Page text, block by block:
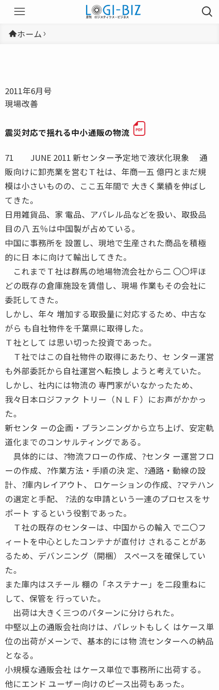
ホーム
2011年6月号
現場改善
震災対応で揺れる中小通販の物流
71 JUNE 2011 新センター予定地で液状化現象 通
販向けに卸売業を営むＴ社は、年商一五 億円とまだ規
模は小さいものの、ここ五年間で 大きく業績を伸ばし
てきた。
日用雑貨品、家 電品、アパレル品などを扱い、取扱品
目の八 五％は中国製が占めている。
中国に事務所を 設置し、現地で生産された商品を積極
的に日 本に向けて輸出してきた。
これまでＴ社は群馬の地場物流会社から二 〇〇坪ほ
どの既存の倉庫施設を賃借し、現場 作業もその会社に
委託してきた。
しかし、年々 増加する取扱量に対応するため、中古な
がら も自社物件を千葉県に取得した。
Ｔ社として は思い切った投資であった。
Ｔ社ではこの自社物件の取得にあたり、セ ンター運営
も外部委託から自社運営へ転換し ようと考えていた。
しかし、社内には物流の 専門家がいなかったため、
我々日本ロジファク トリー（ＮＬＦ）にお声がかかっ
た。
新センタ ーの企画・プランニングから立ち上げ、安定軌
道化までのコンサルティングである。
具体的には、?物流フローの作成、?センタ ー運営フロ
ーの作成、?作業方法・手順の決 定、?通路・動線の設
計、?庫内レイアウト、 ロケーションの作成、?マテハン
の選定と手配、 ?法的な申請という一連のプロセスをサ
ポート するという役割であった。
Ｔ社の既存のセンターは、中国からの輸入 で二〇フ
ィートを中心としたコンテナが直付け されることがあ
るため、デバンニング（開梱） スペースを確保してい
た。
また庫内はスチール 棚の「ネステナー」を二段重ねに
して、保管を 行っていた。
出荷は大きく三つのパターンに分けられた。
中堅以上の通販会社向けは、パレットもしく はケース単
位の出荷がメーンで、基本的には物 流センターへの納品
となる。
小規模な通販会社 はケース単位で事務所に出荷する。
他にエンド ユーザー向けのピース出荷もあった。